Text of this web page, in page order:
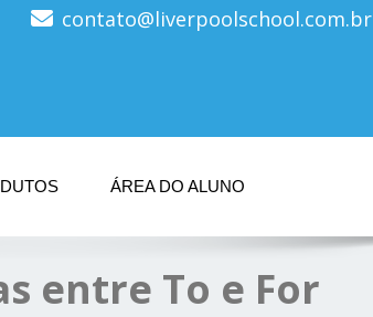
contato@liverpoolschool.com.br
ÁREA DO ALUNO
entre To e For